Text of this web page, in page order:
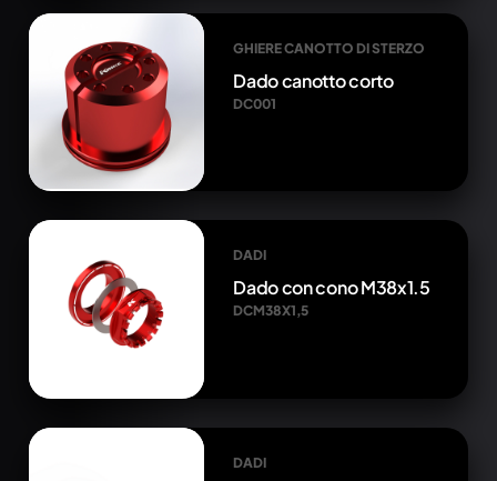
GHIERE CANOTTO DI STERZO
Dado canotto corto
DC001
DADI
Dado con cono M38x1.5
DCM38X1,5
DADI